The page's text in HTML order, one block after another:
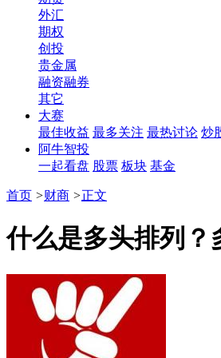
外汇
期权
创投
贵金属
融资融券
其它
大赛
最佳收益 最多关注 最热讨论 炒
阿牛智投
一起看盘 股票 板块 基金
首页 >财商 >正文
什么是多头排列？